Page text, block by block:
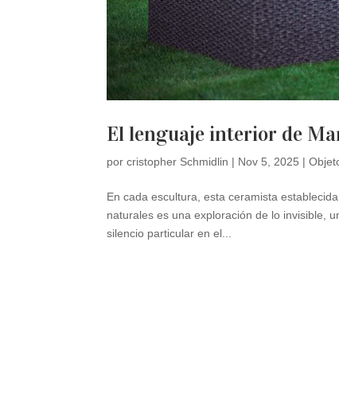
El lenguaje interior de
porcristopher Schmidlin | Nov 5, 2025 |
En cada escultura, esta ceramista
naturales es una exploración de lo invisible,
silencio particular en el...